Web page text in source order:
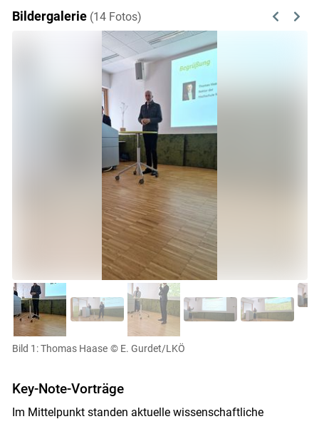
Bildergalerie (14 Fotos) Previous
Next
Bild 1: Thomas Haase © E. Gurdet/LKÖ
Key-Note-Vorträge
Im Mittelpunkt standen aktuelle wissenschaftliche